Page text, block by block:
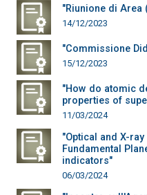
"Riunione di Area
14/12/2023
"Commissione
15/12/2023
"How do atomic
properties of
11/03/2024
"Optical and X-
Fundamental
indicators"
06/03/2024